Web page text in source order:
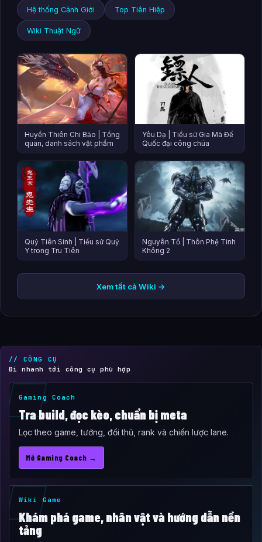
Hệ thống Cảnh Giới Top Tiên Hiệp
Wiki Thuật Ngữ
Huyền Thiên Chi Bảo | Tổng
quan, danh sách vật phẩm
Yêu Dạ | Tiểu sử Gia Mã Đế
Quốc đại công chúa
Quỷ Tiên Sinh | Tiểu sử Quỷ
Y trong Tru Tiên
Nguyên Tổ | Thôn Phệ Tinh
Không 2
Xem tất cả Wiki →
// CÔNG CỤ
Đi nhanh tới công cụ phù hợp
Gaming Coach
Tra build, đọc kèo, chuẩn bị meta
Lọc theo game, tướng, đối thủ, rank và chiến lược lane.
Mở Gaming Coach →
Wiki Game
Khám phá game, nhân vật và hướng dẫn nền
tảng